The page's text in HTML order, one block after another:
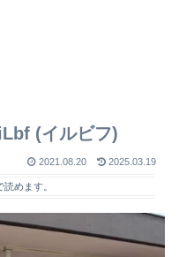
(イルビフ)
2021.08.20 2025.03.19
読めます。